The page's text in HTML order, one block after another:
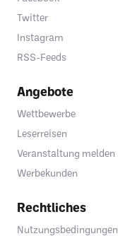
Twitter
Instagram
RSS-Feeds
Angebote
Wettbewerbe
Leserreisen
Veranstaltung melden
Werbekunden
Rechtliches
Nutzungsbedingungen